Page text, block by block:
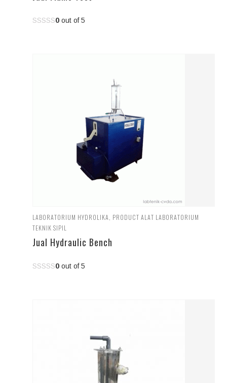
0 out of 5
LABORATORIUM HYDROLIKA PRODUCT ALAT LABORATORIUM
TEKNIK SIPIL
Jual Hydraulic Bench
0 out of 5